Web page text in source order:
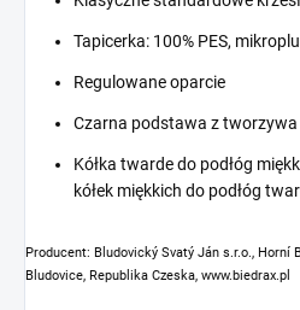
Tapicerka: 100% PES,
Regulowane oparcie
Czarna podstawa z
Kółka twarde do podłóg
kółek miękkich do podłóg
Producent: Bludovický Svatý Ján s.r.o., Horní
Bludovice, Republika Czeska, www.biedrax.pl